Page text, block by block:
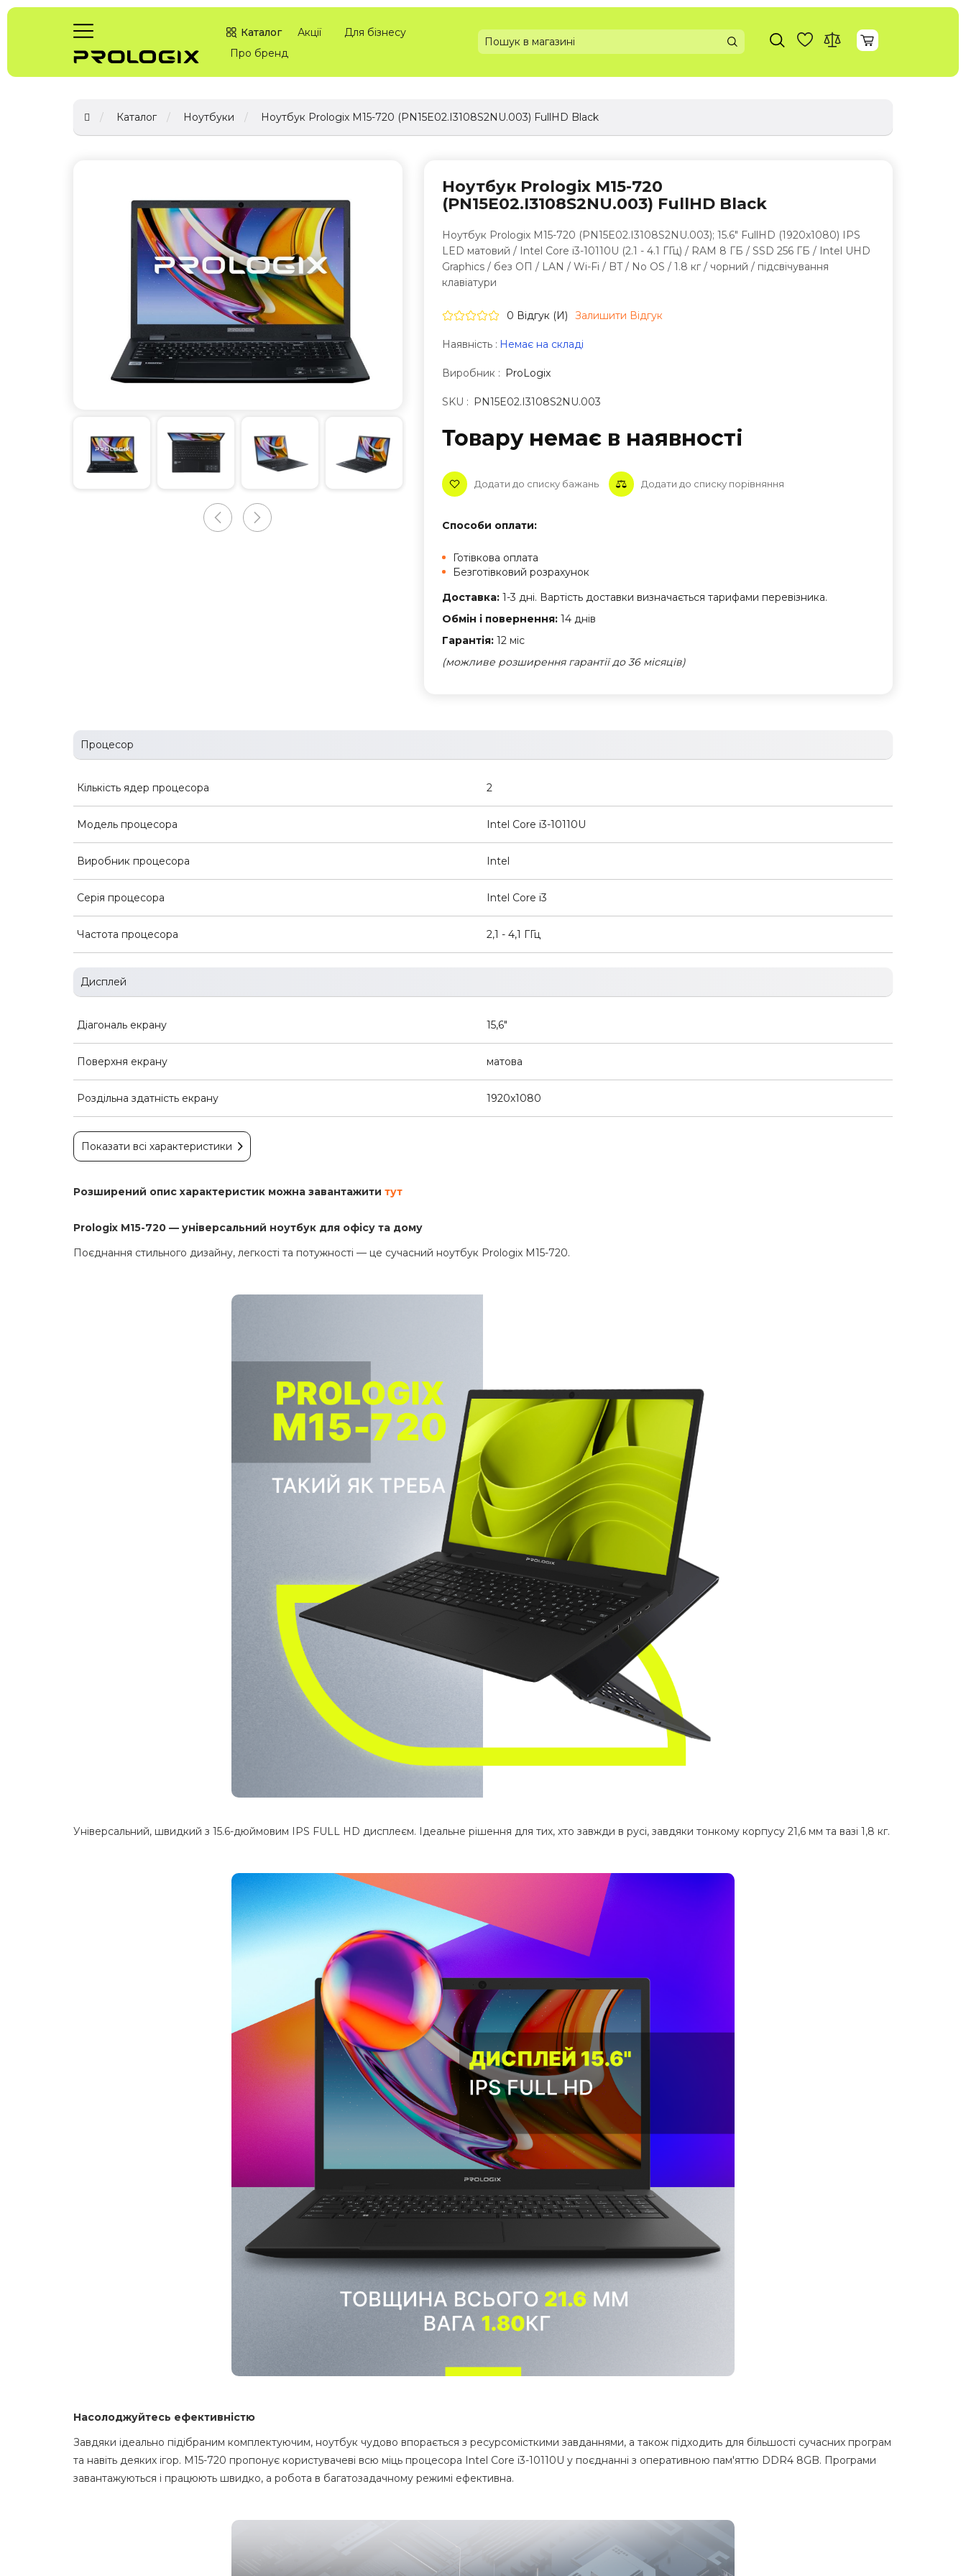
Каталог Акції
Для бізнесу
Про бренд
Каталог Ноутбуки Ноутбук Prologix M15-720 (PN15E02.I3108S2NU.003) FullHD Black
Ноутбук Prologix M15-720
(PN15E02.I3108S2NU.003) FullHD Black
Ноутбук Prologix M15-720 (PN15E02.I3108S2NU.003); 15.6" FullHD (1920x1080) IPS
LED матовий / Intel Core i3-10110U (2.1 - 4.1 ГГц) / RAM 8 ГБ / SSD 256 ГБ / Intel UHD
Graphics / без ОП / LAN / Wi-Fi / BT / No OS / 1.8 кг / чорний / підсвічування
клавіатури
0 Відгук (и) Залишити Вiдгук
Наявність : Немає на складі
Виробник : ProLogix
SKU : PN15E02.I3108S2NU.003
Товару немає в наявностi
Додати до списку бажань Додати до списку порівняння
Способи оплати:
Готівкова оплата
Безготівковий розрахунок
Доставка:1-3 дні. Вартість доставки визначається тарифами перевізника.
Обмін і повернення: 14 днів
Гарантія:12 міс
(можливе розширення гарантії до 36 місяців)
Процесор
Кількість ядер процесора 2
Модель процесора Intel Core i3-10110U
Виробник процесора Intel
Серія процесора Intel Core i3
Частота процесора 2,1 - 4,1 ГГц
Дисплей
Діагональ екрану 15,6"
Поверхня екрану матова
Роздільна здатність екрану 1920x1080
Показати всі характеристики
Розширений опис характеристик можна завантажити тут
Prologix M15-720 — універсальний ноутбук для офісу та дому
Поєднання стильного дизайну, легкості та потужності — це сучасний ноутбук Prologix M15-720.
Універсальний, швидкий з 15.6-дюймовим IPS FULL HD дисплеєм. Ідеальне рішення для тих, хто завжди в русі, завдяки тонкому корпусу 21,6 мм та вазі 1,8 кг.
Насолоджуйтесь ефективністю
Завдяки ідеально підібраним комплектуючим, ноутбук чудово впорається з ресурсомісткими завданнями, а також підходить для більшості сучасних програм
та навіть деяких ігор. M15-720 пропонує користувачеві всю міць процесора Intel Core i3-10110U у поєднанні з оперативною пам'яттю DDR4 8GB. Програми
завантажуються і працюють швидко, а робота в багатозадачному режимі ефективна.